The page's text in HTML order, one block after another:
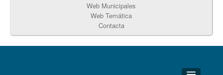
Web Municipales
Web Temática
Contacta